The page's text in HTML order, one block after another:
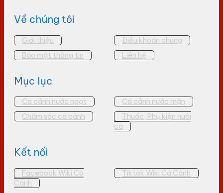
Về chúng tôi
Giới thiệu
Điều khoản chung
Bảo mật thông tin
Liên hệ
Mục lục
Cá cảnh nước ngọt
Cá cảnh nước mặn
Chăm sóc cá cảnh
Thuốc, Phụ kiện nuôi
cá
Kết nối
Facebook Wiki Cá
Cảnh
Tiktok Wiki Cá Cảnh